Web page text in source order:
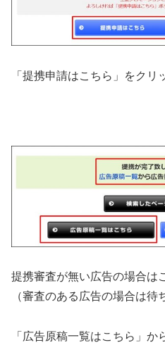
「提携申請はこちら」をクリ
提携審査が無い広告の場合は
（審査のある広告の場合は待
「広告原稿一覧はこちら」か